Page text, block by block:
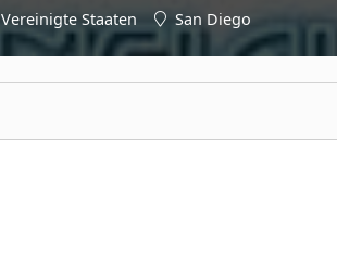
Vereinigte Staaten San Diego